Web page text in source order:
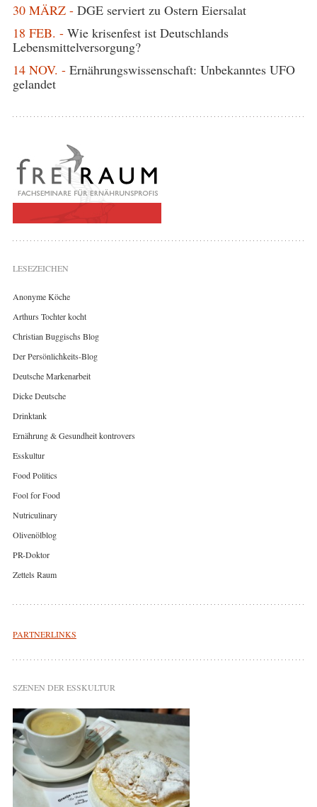
30 MÄRZ - DGE serviert zu Ostern Eiersalat
18 FEB. - Wie krisenfest ist Deutschlands
Lebensmittelversorgung?
14 NOV. - Ernährungswissenschaft: Unbekanntes UFO
gelandet
LESEZEICHEN
Anonyme Köche
Arthurs Tochter kocht
Christian Buggischs Blog
Der Persönlichkeits-Blog
Deutsche Markenarbeit
Dicke Deutsche
Drinktank
Ernährung & Gesundheit kontrovers
Esskultur
Food Politics
Fool for Food
Nutriculinary
Olivenölblog
PR-Doktor
Zettels Raum
PARTNERLINKS
SZENEN DER ESSKULTUR